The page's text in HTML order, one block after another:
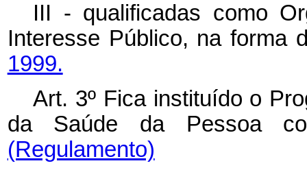
III - qualificadas como
Interesse Público, na forma
1999.
Art. 3º Fica instituído o
da Saúde da Pessoa
(Regulamento)